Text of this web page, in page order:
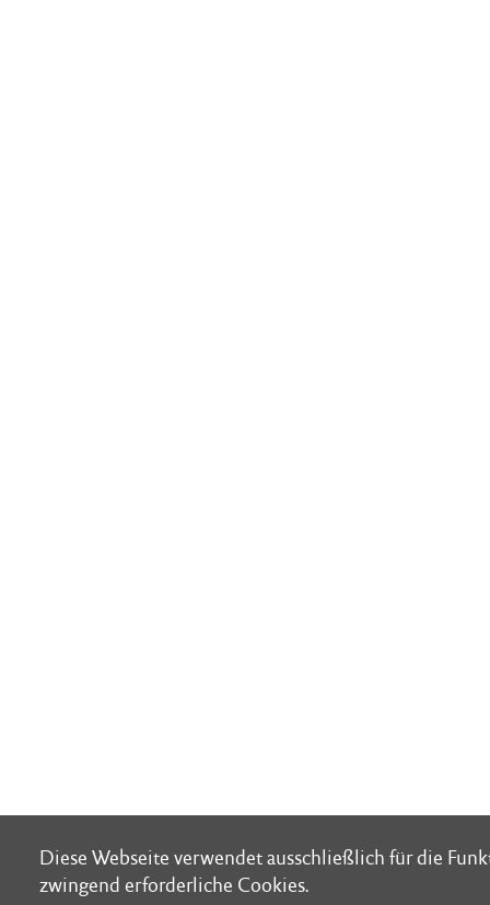
Diese Webseite verwendet ausschließlich für die
zwingend erforderliche Cookies.
Diese Webseite verwendet ausschließlich für die
zwingend erforderliche Cookies.